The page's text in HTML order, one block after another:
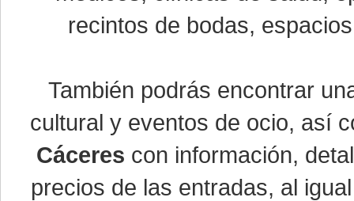
recintos de bodas,
También podrás encontrar
cultural y eventos de ocio, así
Cáceres con información,
precios de las entradas, al